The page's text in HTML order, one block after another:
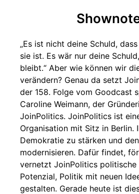
„Es ist nicht deine Schuld,
sie ist. Es wär nur deine
bleibt.“ Aber wie können wir
verändern? Genau da setzt
der 158. Folge vom Goodcast
Caroline Weimann, der
JoinPolitics. JoinPolitics ist
Organisation mit Sitz in Berlin.
Demokratie zu stärken und
modernisieren. Dafür findet,
vernetzt JoinPolitics politische
Potenzial, Politik mit neuen
gestalten. Gerade heute ist